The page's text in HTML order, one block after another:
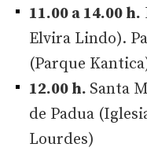
11.00 a 14.00 h.
Elvira Lindo).
(Parque
12.00 h. Santa
de Padua
Lourdes)